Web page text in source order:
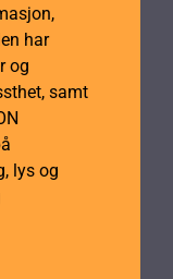
har
og
samt
lys og